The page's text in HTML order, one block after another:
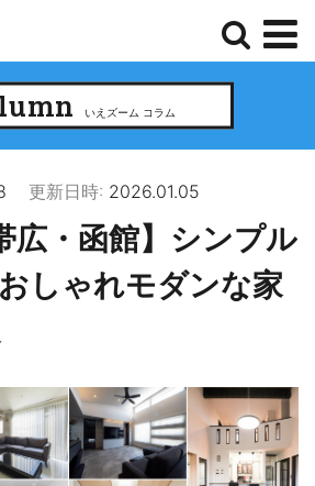
ュ
いえズーム コラム
更新日時: 2026.01.05
広・函館】シンプル
しゃれモダンな家